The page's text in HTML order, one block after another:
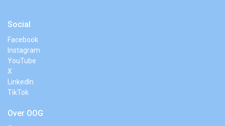
Social
Facebook
Instagram
YouTube
X
LinkedIn
TikTok
Over OOG